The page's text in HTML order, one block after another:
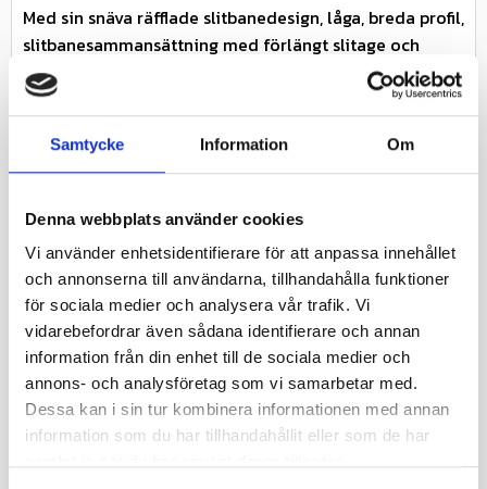
Samtycke Information Om
Denna webbplats använder cookies
Vi använder enhetsidentifierare för att anpassa innehållet
och annonserna till användarna, tillhandahålla funktioner
för sociala medier och analysera vår trafik. Vi
vidarebefordrar även sådana identifierare och annan
information från din enhet till de sociala medier och
annons- och analysföretag som vi samarbetar med.
Dessa kan i sin tur kombinera informationen med annan
information som du har tillhandahållit eller som de har
Med sin snäva räfflade slitbanedesign, låga, breda profil,
slitbanesammansättning med förlängt slitage och
lämplighet för mellanliggande till hårda ytor, erbjuder
detta däck stabilitet, minskad chassirullning, förlängd
och kontrollerad åktur i hård terräng med P3077-
däcket, designat för att optimera prestanda och
förbättra din ATV/UTV-upplevelse.
Nästa inkommande
leveransdatum
-
Miljöavgift
0
Fabrikat
Journey
Nettovikt kg
9.68